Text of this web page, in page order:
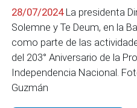
28/07/2024La presidenta
Solemne y Te Deum, en la
como parte de las
del 203° Aniversario de la
Independencia Nacional.
Guzmán